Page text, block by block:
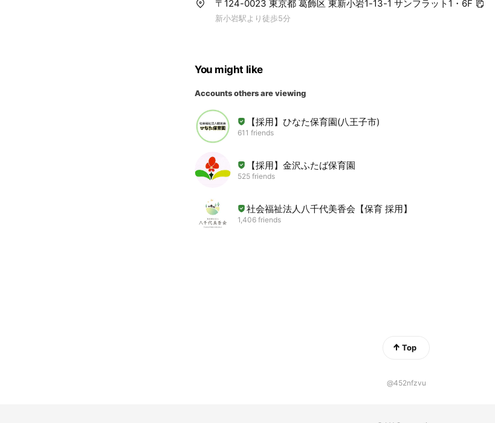
〒124-0023 東京都 葛飾区 東新小岩1-13-1 サンフラット1・6F
新小岩駅より徒歩5分
You might like
Accounts others are viewing
【採用】ひなた保育園(八王子市)
611 friends
【採用】金沢ふたば保育園
525 friends
社会福祉法人八千代美香会【保育 採用】
1,406 friends
Top
@452nfzvu